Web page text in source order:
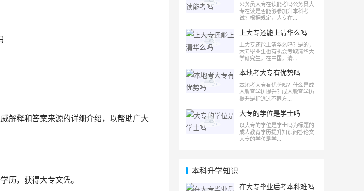
解释和答案来源的详细介绍，以帮助广大
历，获得大专文凭。
公务员大专在读能考吗公务员大
专在读是否能够参加升本科考
试？根据规定，大专在...
上大专还能上清华么吗
上大专还能上清华么吗？是的，
大专毕业生也有机会考取清华大
学研究生。在中国，清...
本地考大专有优势吗
本地考大专有优势吗？什么是成
人教育学历提升？成人教育学历
提升是指通过不同方...
大专的学位是学士吗
以大专的学位是学士吗为标题的
成人教育学历提升知识问答论文
大专的学位是学...
本科升学知识
在大专毕业后考本科难吗